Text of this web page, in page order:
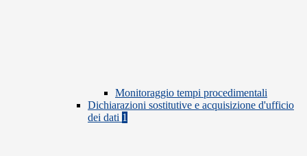
Monitoraggio tempi procedimentali
Dichiarazioni sostitutive e acquisizione d'ufficio
dei dati 1